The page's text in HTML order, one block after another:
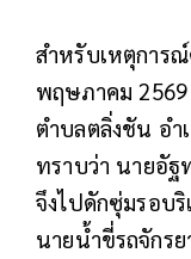
สำหรับเหตุการ
พฤษภาคม
ตำบลตลิ่งชัน อำ
ทราบว่า นายอัฐ
จึงไปดักซุ่มรอบ
นายน้ำขี่รถจักร